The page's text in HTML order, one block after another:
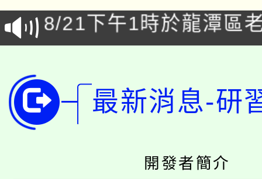
場熱烈登場!
8/21下午1時於龍潭區
徵才活動。
YOUNG桃局內行報名
局官網。
開!
115年桃園市運動會8/
視費優惠，中低收入戶
大園自造教育及科技
最新消息-研
開發者簡介